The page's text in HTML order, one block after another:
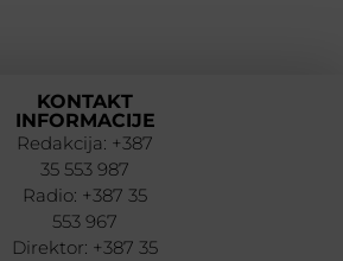
KONTAKT
INFORMACIJE
Redakcija: +387
35 553 987
Radio: +387 35
553 967
Direktor: +387 35